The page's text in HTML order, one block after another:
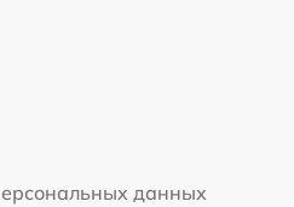
данных